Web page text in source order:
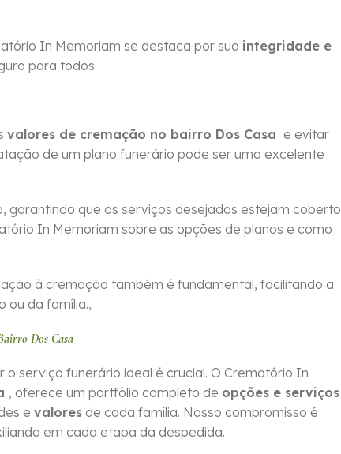
In Memoriam se destaca por sua integridade e
para todos.
valores de cremação no bairro Dos Casa e evitar
de um plano funerário pode ser uma excelente
garantindo que os serviços desejados estejam
In Memoriam sobre as opções de planos e como
à cremação também é fundamental, facilitando a
ou da família.,
Dos Casa
serviço funerário ideal é crucial. O Crematório In
, oferece um portfólio completo de opções e serviços
e valores de cada família. Nosso compromisso é
em cada etapa da despedida.